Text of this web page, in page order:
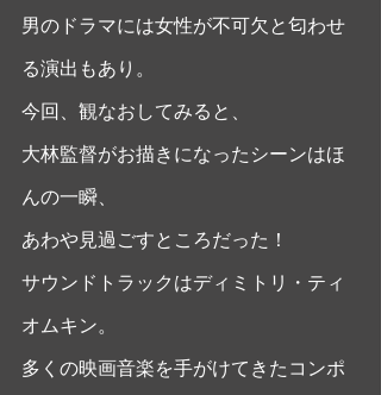
男のドラマには女性が不可欠と匂わせ
る演出もあり。
今回、観なおしてみると、
大林監督がお描きになったシーンはほ
んの一瞬、
あわや見過ごすところだった！
サウンドトラックはディミトリ・ティ
オムキン。
多くの映画音楽を手がけてきたコンポ